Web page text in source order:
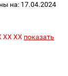
на: 17.04.2024
XX XX показать